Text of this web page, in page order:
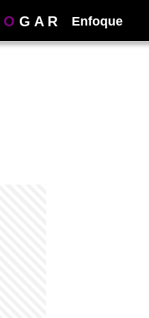
O G A R Enfoque